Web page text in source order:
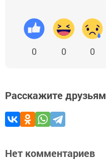
0 0 0
Расскажите друзьям
Нет комментариев